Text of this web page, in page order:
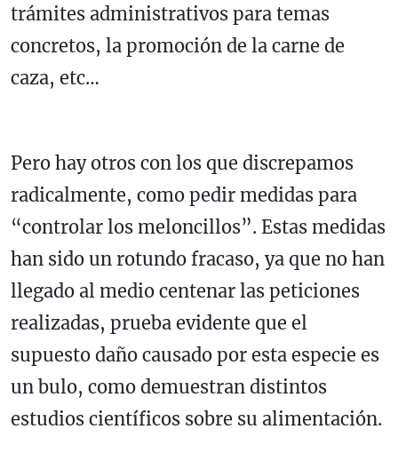
trámites administrativos para temas
concretos, la promoción de la carne de
caza, etc…
Pero hay otros con los que discrepamos
radicalmente, como pedir medidas para
“controlar los meloncillos”. Estas medidas
han sido un rotundo fracaso, ya que no han
llegado al medio centenar las peticiones
realizadas, prueba evidente que el
supuesto daño causado por esta especie es
un bulo, como demuestran distintos
estudios científicos sobre su alimentación.